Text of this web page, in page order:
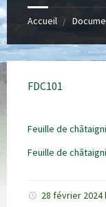
Accueil
FDC101
Feuille de
Feuille de
28 février 2024